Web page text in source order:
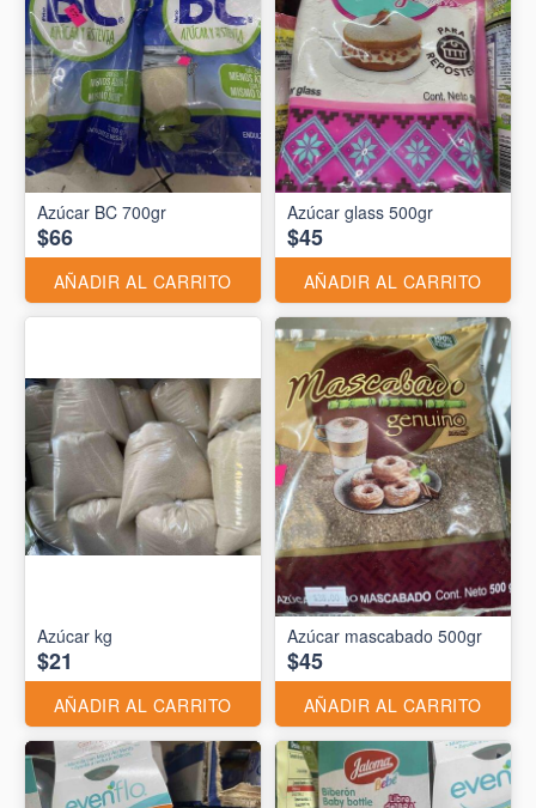
Azúcar BC 700gr
$66
AÑADIR AL CARRITO
Azúcar glass 500gr
$45
AÑADIR AL CARRITO
Azúcar kg
$21
AÑADIR AL CARRITO
Azúcar mascabado 500gr
$45
AÑADIR AL CARRITO